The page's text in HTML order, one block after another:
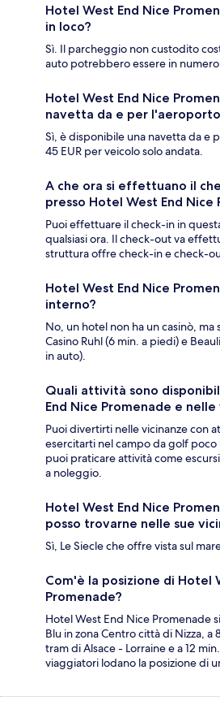
Hotel West End Nice
in loco?
Sì. Il parcheggio non custodito
auto potrebbero essere in
Hotel West End Nice
navetta da e per
Sì, è disponibile una navetta da e
45 EUR per veicolo solo andata.
A che ora si effettuano il
presso Hotel West End Nice
Puoi effettuare il check-in in
qualsiasi ora. Il check-out va
struttura offre check-in e check-
Hotel West End Nice
interno?
No, un hotel non ha un casinò, ma
Casino Ruhl (6 min. a piedi) e
in auto).
Quali attività sono
End Nice Promenade e nelle
Puoi divertirti nelle vicinanze con
esercitarti nel campo da golf poco
puoi praticare attività come
a noleggio.
Hotel West End Nice
posso trovarne nelle sue
Sì, Le Siecle che offre vista sul
Com'è la posizione di Hotel
Promenade?
Hotel West End Nice Promenade
Blu in zona Centro città di Nizza, a
tram di Alsace - Lorraine e a 12
viaggiatori lodano la posizione di